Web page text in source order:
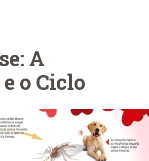
A
o Ciclo